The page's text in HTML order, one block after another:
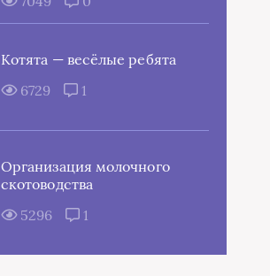
Котята — весёлые ребята
6729
1
Организация молочного
скотоводства
5296
1